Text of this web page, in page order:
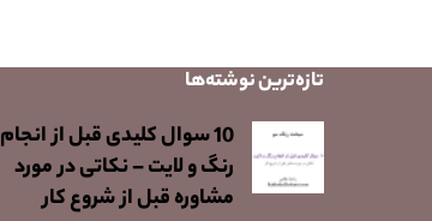
تازه‌ترین نوشته‌ها
10 سوال کلیدی قبل از انجام
رنگ و لایت – نکاتی در مورد
مشاوره قبل از شروع کار